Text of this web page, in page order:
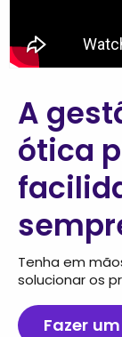
A
ótica
Tenha em
solucionar os
Fazer